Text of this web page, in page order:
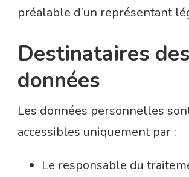
préalable d’un représentant
Destinataires des
données
Les données personnelles
accessibles uniquement par :
Le responsable du